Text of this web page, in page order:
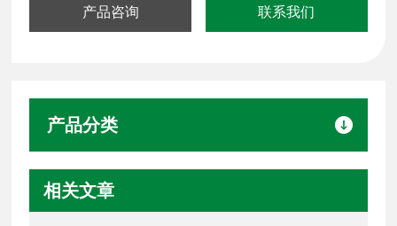
产品咨询 联系我们
产品分类
相关文章